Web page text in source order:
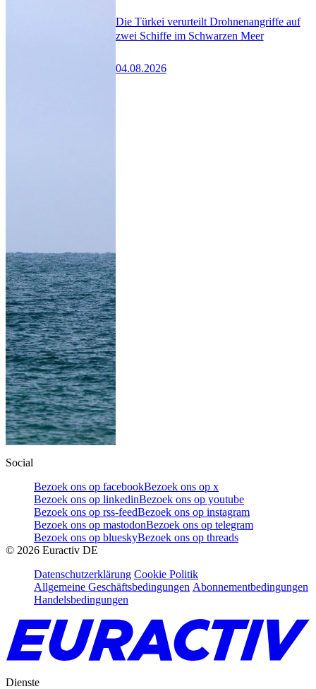
Die Türkei verurteilt Drohnenangriffe auf
zwei Schiffe im Schwarzen Meer
04.08.2026
Social
Bezoek ons op facebookBezoek ons op x
Bezoek ons op linkedinBezoek ons op youtube
Bezoek ons op rss-feedBezoek ons op instagram
Bezoek ons op mastodonBezoek ons op telegram
Bezoek ons op blueskyBezoek ons op threads
© 2026 Euractiv DE
Datenschutzerklärung Cookie Politik
Allgemeine Geschäftsbedingungen Abonnementbedingungen
Handelsbedingungen
Dienste